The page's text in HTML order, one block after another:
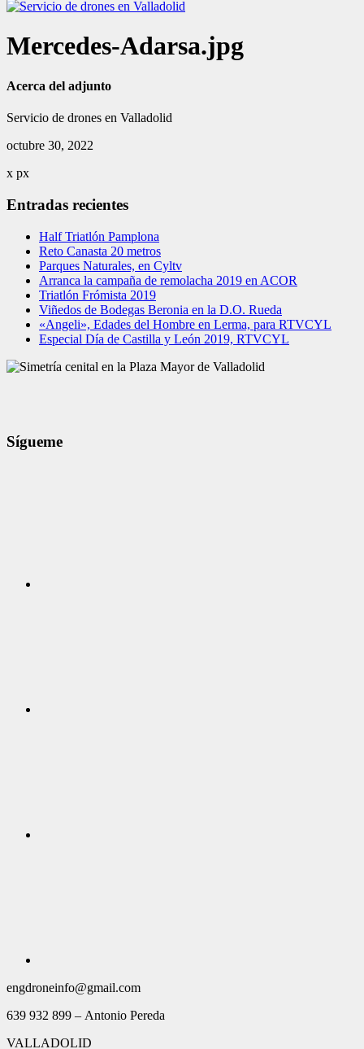
Mercedes-Adarsa.jpg
Acerca del adjunto
Servicio de drones en Valladolid
octubre 30, 2022
x px
Entradas recientes
Half Triatlón Pamplona
Reto Canasta 20 metros
Parques Naturales, en Cyltv
Arranca la campaña de remolacha 2019 en ACOR
Triatlón Frómista 2019
Viñedos de Bodegas Beronia en la D.O. Rueda
«Angeli», Edades del Hombre en Lerma, para RTVCYL
Especial Día de Castilla y León 2019, RTVCYL
Sígueme
engdroneinfo@gmail.com
639 932 899 – Antonio Pereda
VALLADOLID